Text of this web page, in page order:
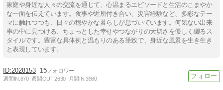
家庭や身近な人々の交流を通じて、心温まるエピソードと生活のこまやか
な一面を伝えています。食事や近所付き合い、災害経験など、多彩なテー
マに触れつつも、日々の穏やかな暮らしが息づいています。何気ない出来
事の中に見つける、ちょっとした幸せやつながりの大切さを優しく綴るス
タイルです。豊富な具体例と温もりのある筆致で、身近な風景を生き生き
と表現しています。
2028153 15
週間IN:870 週間OUT:2630 月間IN:3980